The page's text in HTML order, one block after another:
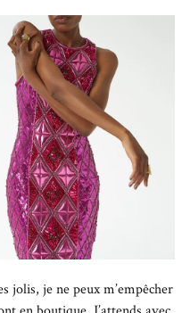
jolis, je ne peux m’empêcher